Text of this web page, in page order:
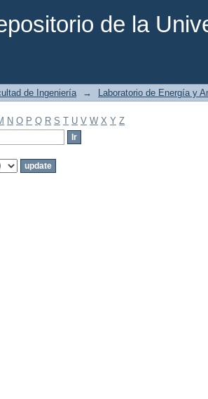
de la
de Ingeniería → Laboratorio de Energía y
N O P Q R S T U V W X Y Z